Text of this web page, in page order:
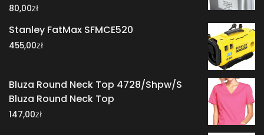
80,00zł
Stanley FatMax SFMCE520
455,00zł
Bluza Round Neck Top 4728/Shpw/S
Bluza Round Neck Top
147,00zł